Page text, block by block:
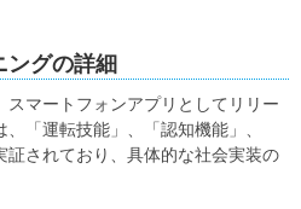
ングの詳細
マートフォンアプリとしてリリー
「運転技能」、「認知機能」、
証されており、具体的な社会実装の